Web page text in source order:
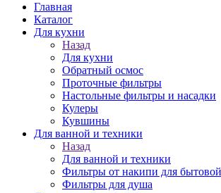
Главная
Каталог
Для кухни
Назад
Для кухни
Обратный осмос
Проточные фильтры
Настольные фильтры и насадки
Кулеры
Кувшины
Для ванной и техники
Назад
Для ванной и техники
Фильтры от накипи для
Фильтры для душа